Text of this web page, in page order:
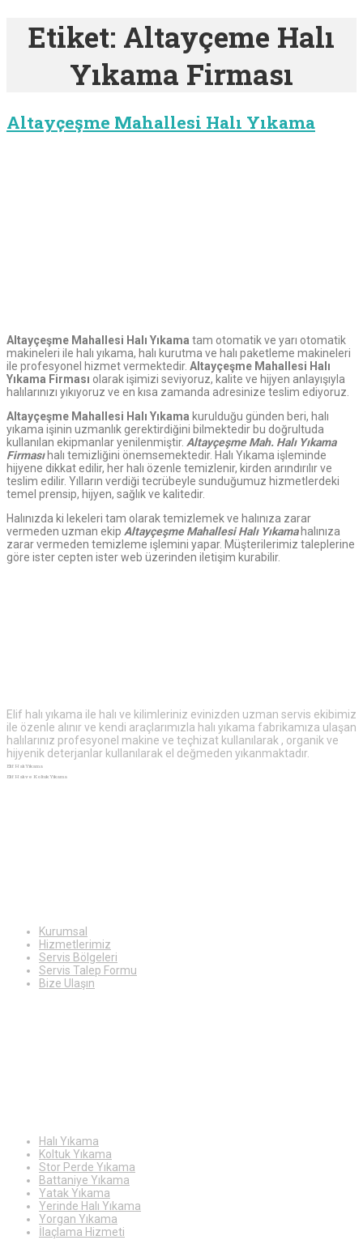
Etiket: Altayçeme Halı
Yıkama Firması
Altayçeşme Mahallesi Halı Yıkama
Altayçeşme Mahallesi Halı Yıkama tam otomatik ve yarı otomatik
makineleri ile halı yıkama, halı kurutma ve halı paketleme makineleri
ile profesyonel hizmet vermektedir. Altayçeşme Mahallesi Halı
Yıkama Firması olarak işimizi seviyoruz, kalite ve hijyen anlayışıyla
halılarınızı yıkıyoruz ve en kısa zamanda adresinize teslim ediyoruz.
Altayçeşme Mahallesi Halı Yıkama kurulduğu günden beri, halı
yıkama işinin uzmanlık gerektirdiğini bilmektedir bu doğrultuda
kullanılan ekipmanlar yenilenmiştir. AltayçeşmeMah. Halı Yıkama
Firmasıhalı temizliğini önemsemektedir. Halı Yıkama işleminde
hijyene dikkat edilir, her halı özenle temizlenir, kirden arındırılır ve
teslim edilir. Yılların verdiği tecrübeyle sunduğumuz hizmetlerdeki
temel prensip, hijyen, sağlık ve kalitedir.
Halınızda ki lekeleri tam olarak temizlemek ve halınıza zarar
vermeden uzman ekip AltayçeşmeMahallesi Halı Yıkamahalınıza
zarar vermeden temizleme işlemini yapar. Müşterilerimiz taleplerine
göre ister cepten ister web üzerinden iletişim kurabilir.
Elif halı yıkama ile halı ve kilimleriniz evinizden uzman servis ekibimiz
ile özenle alınır ve kendi araçlarımızla halı yıkama fabrikamıza ulaşan
halılarınız profesyonel makine ve teçhizat kullanılarak , organik ve
hijyenik deterjanlar kullanılarak el değmeden yıkanmaktadır.
Elif Halı Yıkama
Elif Halı ve Koltuk Yıkama
Kurumsal
Hizmetlerimiz
Servis Bölgeleri
Servis Talep Formu
Bize Ulaşın
Halı Yıkama
Koltuk Yıkama
Stor Perde Yıkama
Battaniye Yıkama
Yatak Yıkama
Yerinde Halı Yıkama
Yorgan Yıkama
İlaçlama Hizmeti